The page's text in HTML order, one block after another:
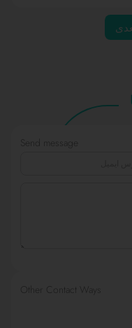
Send message
Other Contact Ways